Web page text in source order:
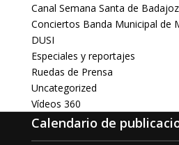
Canal Semana Santa de Badajoz
Conciertos Banda Municipal de
DUSI
Especiales y reportajes
Ruedas de Prensa
Uncategorized
Vídeos 360
Calendario de